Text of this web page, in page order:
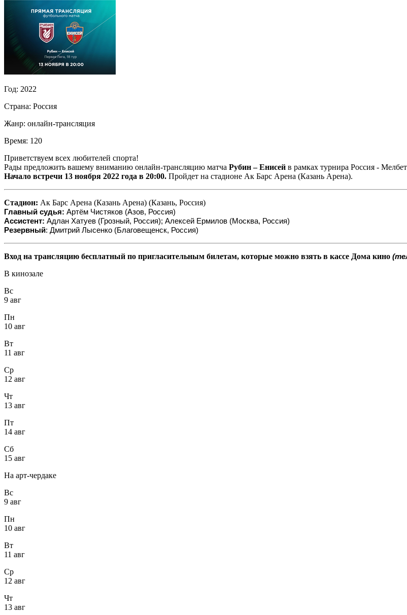
Год: 2022
Страна: Россия
Жанр: онлайн-трансляция
Время: 120
Приветствуем всех любителей спорта!
Рады предложить вашему вниманию онлайн-трансляцию матча Рубин – Енисей в рамках турнира Россия -
Начало встречи 13 ноября 2022 года в 20:00. Пройдет на стадионе Ак Барс Арена (Казань Арена).
Стадион: Ак Барс Арена (Казань Арена) (Казань, Россия)
Главный судья: Артём Чистяков (Азов, Россия)
Ассистент: Адлан Хатуев (Грозный, Россия); Алексей Ермилов (Москва, Россия)
Резервный: Дмитрий Лысенко (Благовещенск, Россия)
Вход на трансляцию бесплатный по пригласительным билетам, которые можно взять в кассе Дома кино
В кинозале
Вс
9 авг
Пн
10 авг
Вт
11 авг
Ср
12 авг
Чт
13 авг
Пт
14 авг
Сб
15 авг
На арт-чердаке
Вс
9 авг
Пн
10 авг
Вт
11 авг
Ср
12 авг
Чт
13 авг